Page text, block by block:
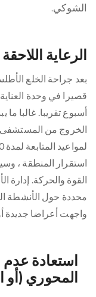
الشوكي.
الرعاية
بعد جراحة الخلع
قصيرا في وحدة
أسبوع تقريبا. غالبا
الخروج من
استقرار المنطقة ،
القوة والحركة. إدارة
محددة حول الأنشطة
واجهت أعراضا جديدة
استعادة عدم
المحوري (أو